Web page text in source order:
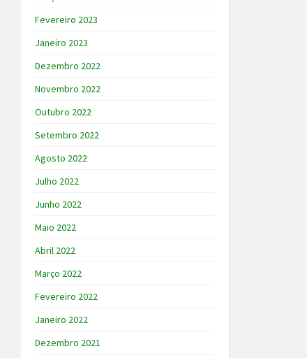
Fevereiro 2023
Janeiro 2023
Dezembro 2022
Novembro 2022
Outubro 2022
Setembro 2022
Agosto 2022
Julho 2022
Junho 2022
Maio 2022
Abril 2022
Março 2022
Fevereiro 2022
Janeiro 2022
Dezembro 2021